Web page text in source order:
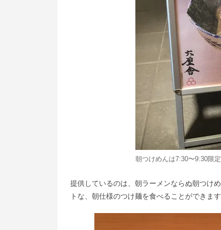
朝つけめんは7:30〜9:30限
提供しているのは、朝ラーメンならぬ朝つけ
トな、朝仕様のつけ麺を食べることができます